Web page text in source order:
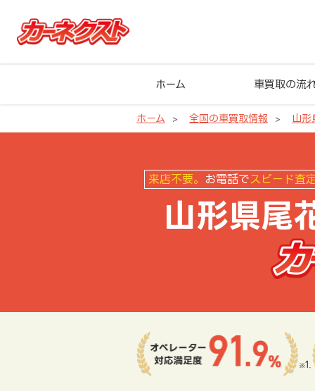
ホーム 車買取の流
ホーム 全国の車買取情報 山形
来店不要。 お電話で スピード査
山形県尾